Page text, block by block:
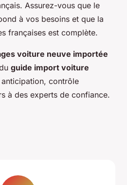
Assurez-vous que le
à vos besoins et que la
françaises est complète.
voiture neuve importée
guide import voiture
contrôle
à des experts de confiance.